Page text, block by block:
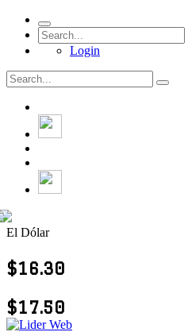
Login
El Dólar
$16.30
$17.50